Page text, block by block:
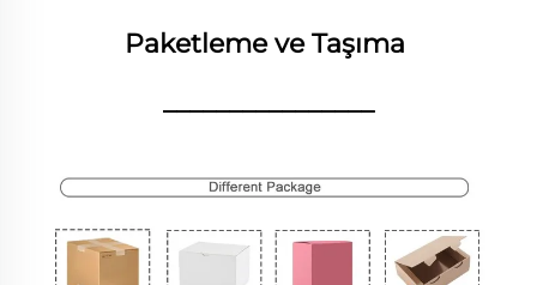
Paketleme ve Taşıma
________________